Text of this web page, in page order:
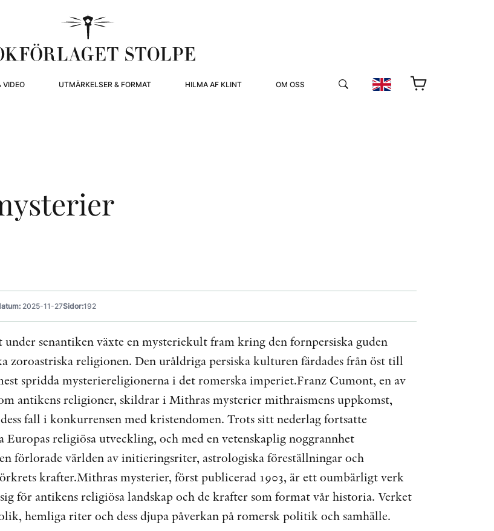
VIDEO UTMÄRKELSER & FORMAT HILMA AF KLINT OM OSS
PEER REVIEW-PROCESSEN
2025-11-27Sidor:192
senantiken växte en mysteriekult fram kring den fornpersiska guden
zoroastriska religionen. Den uråldriga persiska kulturen färdades från öst till
spridda mysteriereligionerna i det romerska imperiet.Franz Cumont, en av
antikens religioner, skildrar i Mithras mysterier mithraismens uppkomst,
fall i konkurrensen med kristendomen. Trots sitt nederlag fortsatte
religiösa utveckling, och med en vetenskaplig noggrannhet
förlorade världen av initieringsriter, astrologiska föreställningar och
krafter.Mithras mysterier, först publicerad 1903, är ett oumbärligt verk
för antikens religiösa landskap och de krafter som format vår historia. Verket
hemliga riter och dess djupa påverkan på romersk politik och samhälle.